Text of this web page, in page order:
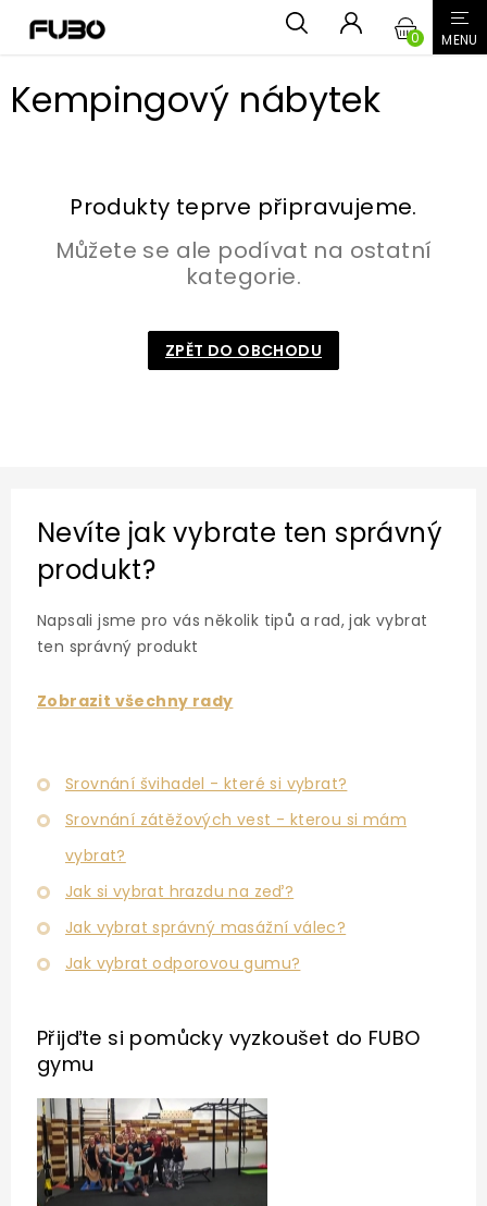
Kempingový nábytek
Produkty teprve připravujeme.
Můžete se ale podívat na ostatní
kategorie.
ZPĚT DO OBCHODU
Nevíte jak vybrate ten správný
produkt?
Napsali jsme pro vás několik tipů a rad, jak vybrat
ten správný produkt
Zobrazit všechny rady
Srovnání švihadel - které si vybrat?
Srovnání zátěžových vest - kterou si mám
vybrat?
Jak si vybrat hrazdu na zeď?
Jak vybrat správný masážní válec?
Jak vybrat odporovou gumu?
Přijďte si pomůcky vyzkoušet do FUBO
gymu